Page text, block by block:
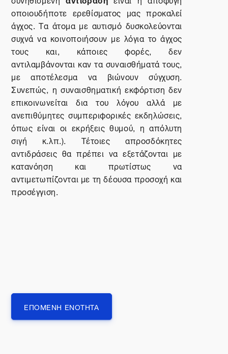
οποιουδήποτε ερεθίσματος μας προκαλεί
άγχος. Τα άτομα με αυτισμό δυσκολεύονται
συχνά να κοινοποιήσουν με λόγια το άγχος
τους και, κάποιες φορές, δεν
αντιλαμβάνονται καν τα συναισθήματά τους,
με αποτέλεσμα να βιώνουν σύγχυση.
Συνεπώς, η συναισθηματική εκφόρτιση δεν
επικοινωνείται δια του λόγου αλλά με
ανεπιθύμητες συμπεριφορικές εκδηλώσεις,
όπως είναι οι εκρήξεις θυμού, η απόλυτη
σιγή κ.λπ.). Τέτοιες απροσδόκητες
αντιδράσεις θα πρέπει να εξετάζονται με
κατανόηση και πρωτίστως να
αντιμετωπίζονται με τη δέουσα προσοχή και
προσέγγιση.
ΕΠΟΜΕΝΗ ΕΝΟΤΗΤΑ